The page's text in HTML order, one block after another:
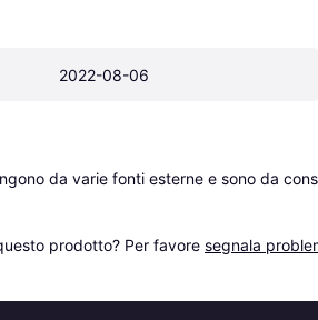
2022-08-06
da varie fonti esterne e sono da
prodotto? Per favore segnala